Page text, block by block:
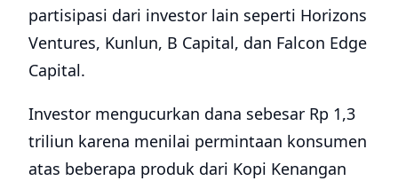
partisipasi dari investor lain seperti Horizons
Ventures, Kunlun, B Capital, dan Falcon Edge
Capital.
Investor mengucurkan dana sebesar Rp 1,3
triliun karena menilai permintaan konsumen
atas beberapa produk dari Kopi Kenangan